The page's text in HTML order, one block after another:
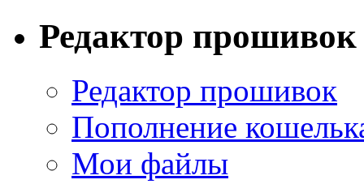
Редактор прошивок
Редактор прошивок
Пополнение
Мои файлы